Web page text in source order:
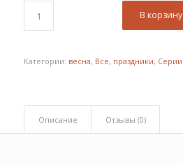
В корзину
Категории: весна, Все, праздники, Серии
Описание Отзывы (0)